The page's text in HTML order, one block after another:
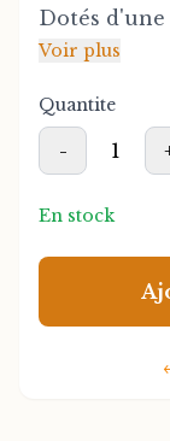
Dotés
pour les
amateurs
moderne.
Faciles à
ces serre-
bien
pièces
Voir plus
Quantite
- 1
En stock